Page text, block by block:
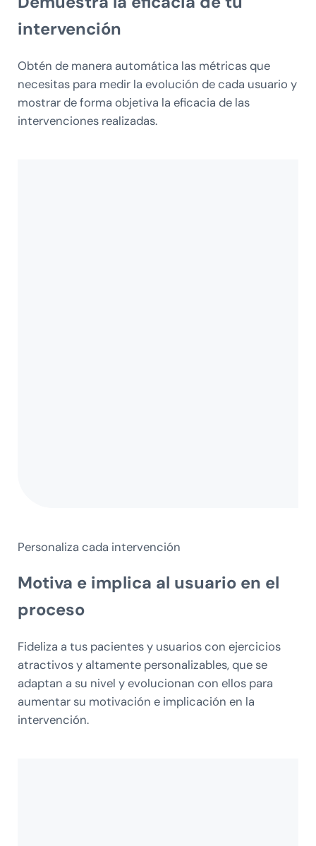
intervención
Obtén de manera automática las métricas que
necesitas para medir la evolución de cada usuario y
mostrar de forma objetiva la eficacia de las
intervenciones realizadas.
Personaliza cada intervención
Motiva e implica al usuario en el
proceso
Fideliza a tus pacientes y usuarios con ejercicios
atractivos y altamente personalizables, que se
adaptan a su nivel y evolucionan con ellos para
aumentar su motivación e implicación en la
intervención.